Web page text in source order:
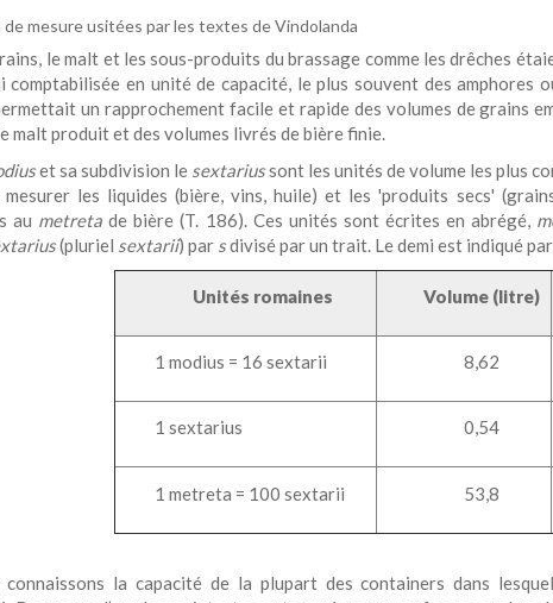
mesure usitées par les textes de Vindolanda
le malt et les sous-produits du brassage comme les drêches
comptabilisée en unité de capacité, le plus souvent des amphores
un rapprochement facile et rapide des volumes de grains
malt produit et des volumes livrés de bière finie.
et sa subdivision le sextariussont les unités de volume les plus
les liquides (bière, vins, huile) et les 'produits secs'
au metreta de bière (T. 186). Ces unités sont écrites en abrégé,
(pluriel sextarii) par sdivisé par un trait. Le demi est indiqué par
Unités romaines Volume (litre)
1 modius = 16 sextarii 8,62
1 sextarius 0,54
1 metreta = 100 sextarii 53,8
connaissons la capacité de la plupart des containers dans